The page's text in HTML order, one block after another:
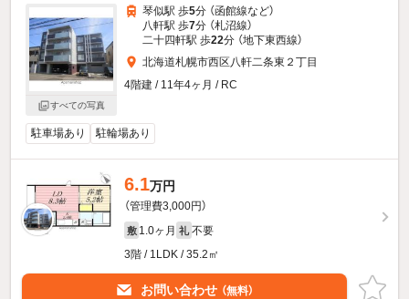
すべての写真
琴似駅 歩5分 （函館線など）
八軒駅 歩7分 （札沼線）
二十四軒駅 歩22分 （地下東西線）
北海道札幌市西区八軒二条東２丁目
4階建 / 11年4ヶ月 / RC
駐車場あり 駐輪場あり
6.1万円
（管理費3,000円）
敷 1.0ヶ月 礼 不要
3階 / 1LDK / 35.2㎡
お問い合わせ （無料）